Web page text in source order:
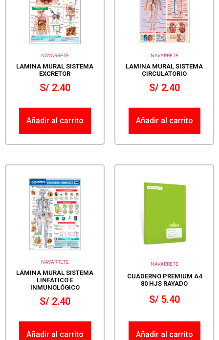
NAVARRETE
LAMINA MURAL SISTEMA
EXCRETOR
S/2.40
Añadir al carrito
NAVARRETE
LAMINA MURAL SISTEMA
CIRCULATORIO
S/2.40
Añadir al carrito
NAVARRETE
LÁMINA MURAL SISTEMA
LINFÁTICO E
INMUNOLÓGICO
S/2.40
Añadir al carrito
NAVARRETE
CUADERNO PREMIUM A4
80 HJS RAYADO
S/5.40
Añadir al carrito